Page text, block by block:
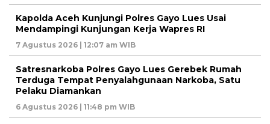
Kapolda Aceh Kunjungi Polres Gayo Lues Usai
Mendampingi Kunjungan Kerja Wapres RI
7 Agustus 2026 | 12:07 am WIB
Satresnarkoba Polres Gayo Lues Gerebek Rumah
Terduga Tempat Penyalahgunaan Narkoba, Satu
Pelaku Diamankan
6 Agustus 2026 | 11:48 pm WIB